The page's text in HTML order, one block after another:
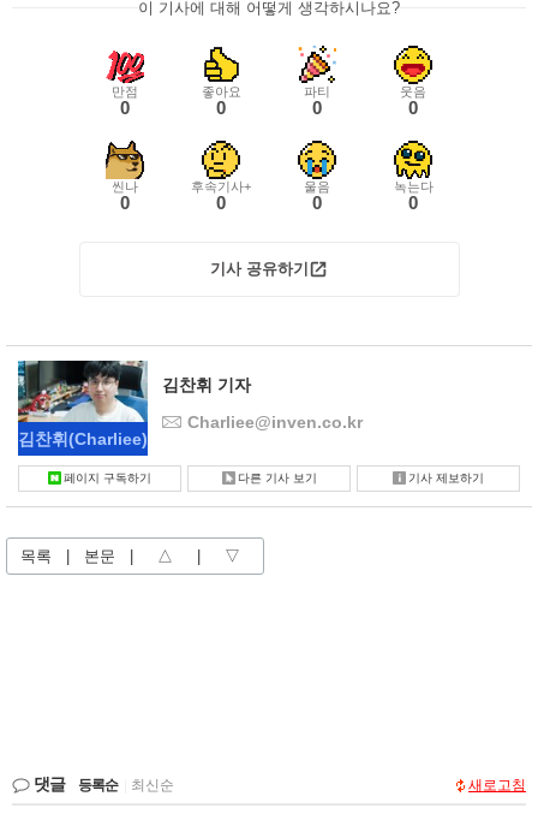
이 기사에 대해 어떻게 생각하시나요?
만점
0
좋아요
0
파티
0
웃음
0
씬나
0
후속기사+
0
울음
0
녹는다
0
기사 공유하기
김찬휘(Charliee)
김찬휘 기자
Charliee@inven.co.kr
페이지 구독하기 다른 기사 보기 기사 제보하기
목록 본문 △ ▽
댓글 등록순 최신순 새로고침